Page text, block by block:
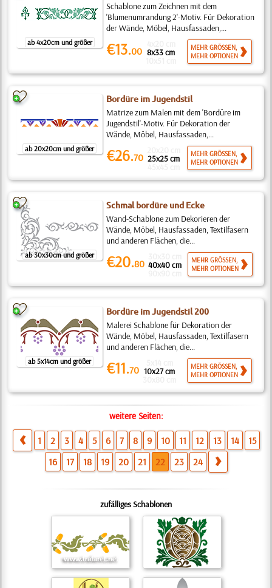
ab 4x20cm und größer
Schablone zum Zeichnen mit dem
'Blumenumrandung 2'-Motiv. Für Dekoration
der Wände, Möbel, Hausfassaden,...
€13.00 8x33 cm
MEHR GRÖSSEN,
MEHR OPTIONEN
ab 20x20cm und größer
Bordüre im Jugendstil
Matrize zum Malen mit dem 'Bordüre im
Jugendstil'-Motiv. Für Dekoration der
Wände, Möbel, Hausfassaden,...
€26.70 25x25 cm
MEHR GRÖSSEN,
MEHR OPTIONEN
ab 30x30cm und größer
Schmal bordüre und Ecke
Wand-Schablone zum Dekorieren der
Wände, Möbel, Hausfassaden, Textilfasern
und anderen Flächen, die...
€20.80 40x40 cm
MEHR GRÖSSEN,
MEHR OPTIONEN
ab 5x14cm und größer
Bordüre im Jugendstil 200
Malerei Schablone für Dekoration der
Wände, Möbel, Hausfassaden, Textilfasern
und anderen Flächen, die...
€11.70 10x27 cm
MEHR GRÖSSEN,
MEHR OPTIONEN
weitere Seiten:
1 2 3 4 5 6 7 8 9 10 11 12 13 14
15
16
17 18 19 20 21 22 23 24
zufälliges Schablonen